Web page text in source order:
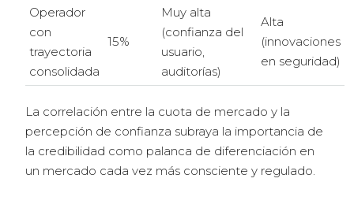
Operador
con
trayectoria
consolidada
15%
Muy alta
(confianza del
usuario,
auditorías)
Alta
(innovaciones
en seguridad)
La correlación entre la cuota de mercado y la
percepción de confianza subraya la importancia de
la credibilidad como palanca de diferenciación en
un mercado cada vez más consciente y regulado.